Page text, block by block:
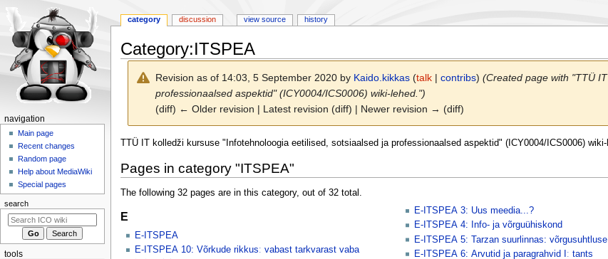
Category:ITSPEA
Revision as of 14:03, 5 September 2020 by Kaido.kikkas (talk |contribs) (Created page with "TTÜ
professionaalsed aspektid" (ICY0004/ICS0006) wiki-lehed.")
(diff) ← Older revision | Latest revision (diff) | Newer revision → (diff)
Jump
navigation
Jump
search
TTÜ IT kolledži kursuse "Infotehnoloogia eetilised, sotsiaalsed ja professionaalsed aspektid" (ICY0004/ICS0006) wiki-
Pages in category "ITSPEA"
The following 32 pages are in this category, out of 32 total.
E
E-ITSPEA
E-ITSPEA 10: Võrkude rikkusː vabast tarkvarast vaba
E-ITSPEA 3: Uus meedia...?
E-ITSPEA 4: Info- ja võrguühiskond
E-ITSPEA 5: Tarzan suurlinnas:
E-ITSPEA 6: Arvutid ja paragrahvid Iː tants
N
a
o
category discussion view source history
navigation
Main page
Recent changes
Random page
Help about MediaWiki
Special pages
search
tools